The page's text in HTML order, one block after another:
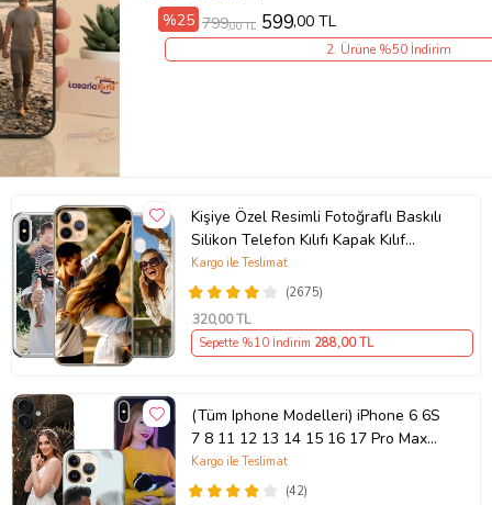
%25 799,00 TL 599,00 TL
2. Ürüne %50 İndirim
Kişiye Özel Resimli Fotoğraflı Baskılı
Silikon Telefon Kılıfı Kapak Kılıf
(Telefon Modelleri Açıklamada)
(2675)
Kargo ile Teslimat
320,00 TL
Sepette %10 İndirim 288,00 TL
(Tüm Iphone Modelleri) iPhone 6 6S
7 8 11 12 13 14 15 16 17 Pro Max
Plus Mini Kişiye Özel Resimli
Fotoğraflı Kılıf(42)
Kargo ile Teslimat